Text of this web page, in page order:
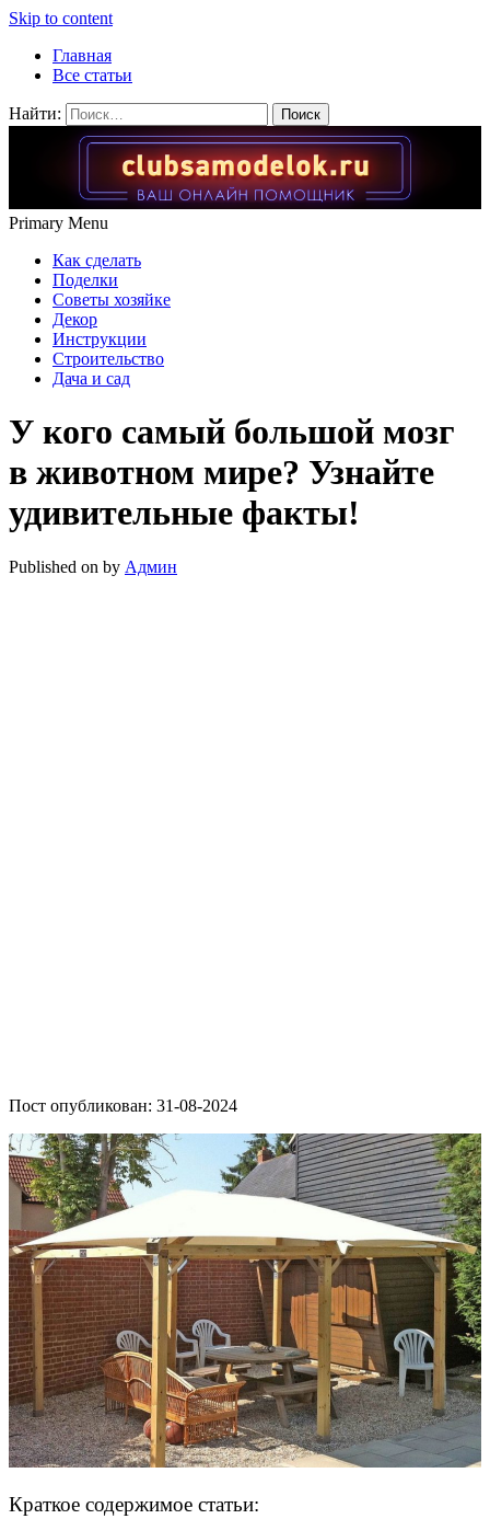
Skip to content
Главная
Все статьи
Найти:
Primary Menu
Как сделать
Поделки
Советы хозяйке
Декор
Инструкции
Строительство
Дача и сад
У кого самый большой мозг
в животном мире? Узнайте
удивительные факты!
Published on by Админ
Пост опубликован: 31-08-2024
Краткое содержимое статьи: